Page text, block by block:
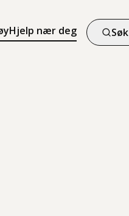
Hjelp nær deg Søk